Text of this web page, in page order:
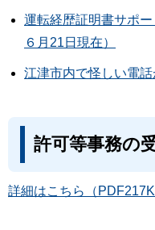
運転経歴証明書サポ
６月21日現在）
江津市内で怪しい電話
許可等事務の
詳細はこちら（